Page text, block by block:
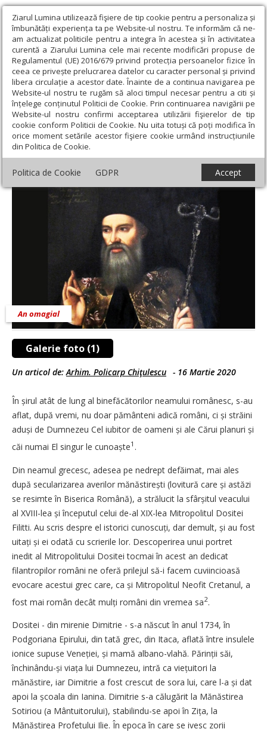
Ziarul Lumina utilizează fişiere de tip cookie pentru a personaliza și
îmbunătăți experiența ta pe Website-ul nostru. Te informăm că ne-
am actualizat politicile pentru a integra în acestea și în activitatea
curentă a Ziarului Lumina cele mai recente modificări propuse de
Regulamentul (UE) 2016/679 privind protecția persoanelor fizice în
ceea ce privește prelucrarea datelor cu caracter personal și privind
libera circulație a acestor date. Înainte de a continua navigarea pe
Website-ul nostru te rugăm să aloci timpul necesar pentru a citi și
înțelege conținutul Politicii de Cookie. Prin continuarea navigării pe
Website-ul nostru confirmi acceptarea utilizării fişierelor de tip
cookie conform Politicii de Cookie. Nu uita totuși că poți modifica în
orice moment setările acestor fişiere cookie urmând instrucțiunile
din Politica de Cookie.
Politica de Cookie GDPR Accept
Ziarul Lumina › Actualitate religioasă › An omagial › Mitropolitul
Dositei Filitti al Ungrovlahiei, un mare filantrop
Mitropolitul Dositei Filitti al Ungrovlahiei,
un mare filantrop
Galerie foto (1)
An omagial
Un articol de:Arhim. Policarp Chiţulescu - 16 Martie 2020
În șirul atât de lung al binefăcătorilor neamului românesc, s-au
aflat, după vremi, nu doar pământeni adică români, ci și străini
aduși de Dumnezeu Cel iubitor de oameni și ale Cărui planuri și
căi numai El singur le cunoaște1 .
Din neamul grecesc, adesea pe nedrept defăimat, mai ales
după secularizarea averilor mănăstirești (lovitură care și astăzi
se resimte în Biserica Română), a strălucit la sfârșitul veacului
al XVIII-lea și începutul celui de-al XIX-lea Mitropolitul Dositei
Filitti. Au scris despre el istorici cunoscuți, dar demult, și au fost
uitați și ei odată cu scrierile lor. Descoperirea unui portret
inedit al Mitropolitului Dositei tocmai în acest an dedicat
filantropilor români ne oferă prilejul să-i facem cuviincioasă
evocare acestui grec care, ca și Mitropolitul Neofit Cretanul, a
fost mai român decât mulți români din vremea sa2.
Dositei - din mirenie Dimitrie - s-a născut în anul 1734, în
Podgoriana Epirului, din tată grec, din Itaca, aflată între insulele
ionice supuse Veneției, și mamă albano-vlahă. Părinții săi,
închinându-și viața lui Dumnezeu, intră ca viețuitori la
mănăstire, iar Dimitrie a fost crescut de sora lui, care l-a și dat
apoi la școala din Ianina. Dimitrie s-a călugărit la Mănăstirea
Sotiriou (a Mântuitorului), stabilindu-se apoi în Zița, la
Mănăstirea Profetului Ilie. În epoca în care se ivesc zorii